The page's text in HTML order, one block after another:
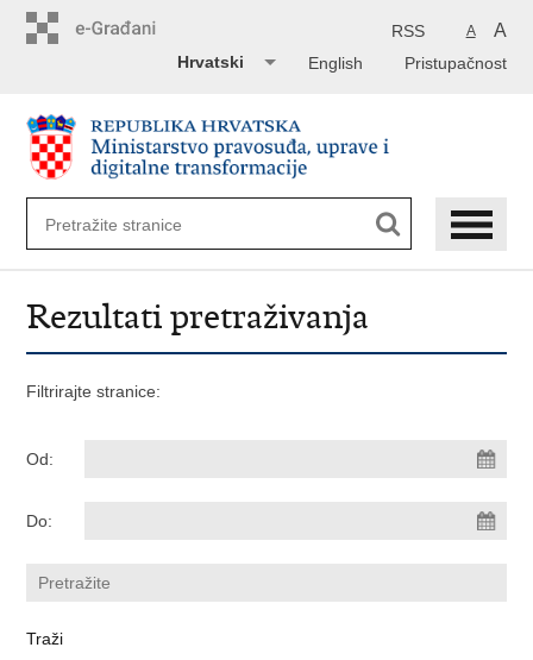
A A
RSS
Pristupačnost
English
Hrvatski
Rezultati pretraživanja
Filtrirajte stranice:
Od:
Do: